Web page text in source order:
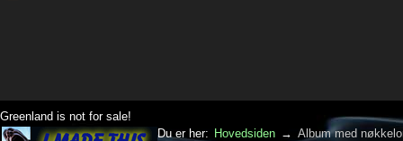
Greenland is not for sale!
Du er her: Hovedsiden → Album med